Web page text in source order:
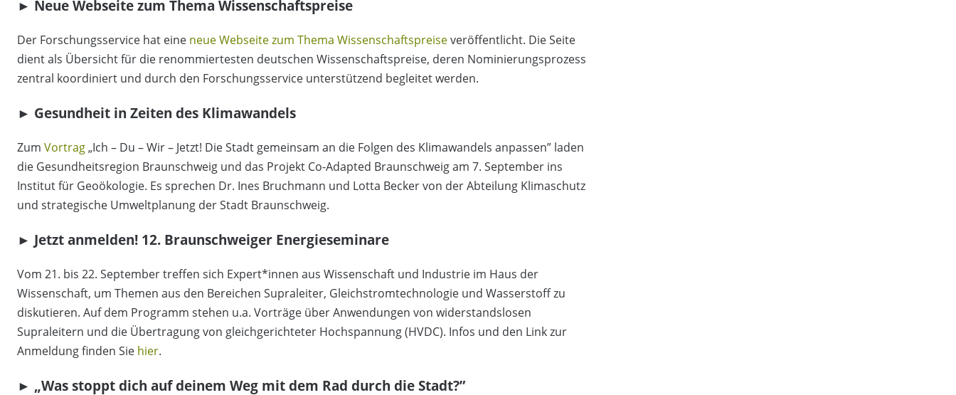
► Neue Webseite zum Thema Wissenschaftspreise
Der Forschungsservice hat eine neue Webseite zum Thema Wissenschaftspreiseveröffentlicht. Die Seite
dient als Übersicht für die renommiertesten deutschen Wissenschaftspreise, deren Nominierungsprozess
zentral koordiniert und durch den Forschungsservice unterstützend begleitet werden.
► Gesundheit in Zeiten des Klimawandels
Zum Vortrag„Ich – Du – Wir – Jetzt! Die Stadt gemeinsam an die Folgen des Klimawandels anpassen” laden
die Gesundheitsregion Braunschweig und das Projekt Co-Adapted Braunschweig am 7. September ins
Institut für Geoökologie. Es sprechen Dr. Ines Bruchmann und Lotta Becker von der Abteilung Klimaschutz
und strategische Umweltplanung der Stadt Braunschweig.
► Jetzt anmelden! 12. Braunschweiger Energieseminare
Vom 21. bis 22. September treffen sich Expert*innen aus Wissenschaft und Industrie im Haus der
Wissenschaft, um Themen aus den Bereichen Supraleiter, Gleichstromtechnologie und Wasserstoff zu
diskutieren. Auf dem Programm stehen u.a. Vorträge über Anwendungen von widerstandslosen
Supraleitern und die Übertragung von gleichgerichteter Hochspannung (HVDC). Infos und den Link zur
Anmeldung finden Sie hier.
► „Was stoppt dich auf deinem Weg mit dem Rad durch die Stadt?”